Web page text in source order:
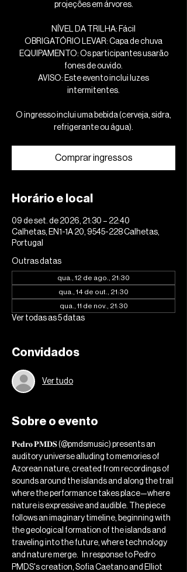
projeções em árvores.
NÍVEL DA TRILHA: Fácil
OBRIGATÓRIO LEVAR: Capa de chuva
EQUIPAMENTO: Os participantes usarão
fones de ouvido.
AVISO: Este evento inclui luzes
intermitentes.
O ingresso inclui uma bebida (cerveja, sidra,
refrigerante ou água).
Comprar ingressos
Horário e local
09 de set. de 2026, 21:30 – 22:40
Calhetas, EN1-1A 20, 9545-228 Calhetas,
Portugal
Outras datas
qua., 12 de ago., 21:30
qua., 14 de out., 21:30
qua., 11 de nov., 21:30
Ver todas as 5 datas
Convidados
Ver tudo
Sobre o evento
𝐏𝐞𝐝𝐫𝐨 𝐏𝐌𝐃𝐒 (@pmdsmusic) presents an
auditory universe alluding to memories of
Azorean nature, created from recordings of
sounds around the islands and along the trail
where the performance takes place—where
nature is expressive and audible. The piece
follows an imaginary timeline, beginning with
the geological formation of the islands and
traveling into the future, where technology
and nature merge.   In response to Pedro
PMDS's creation, Sofia Caetano and Elliot